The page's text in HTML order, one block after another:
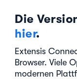
Die
hier.
Extensis
Browser. Viele
modernen